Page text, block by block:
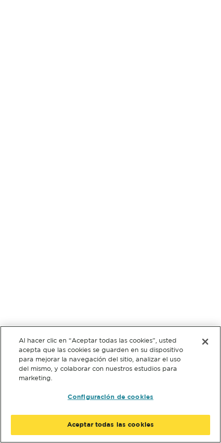
Al hacer clic en “Aceptar todas las cookies”, usted
acepta que las cookies se guarden en su dispositivo
para mejorar la navegación del sitio, analizar el uso
del mismo, y colaborar con nuestros estudios para
marketing.
Configuración de cookies
Aceptar todas las cookies